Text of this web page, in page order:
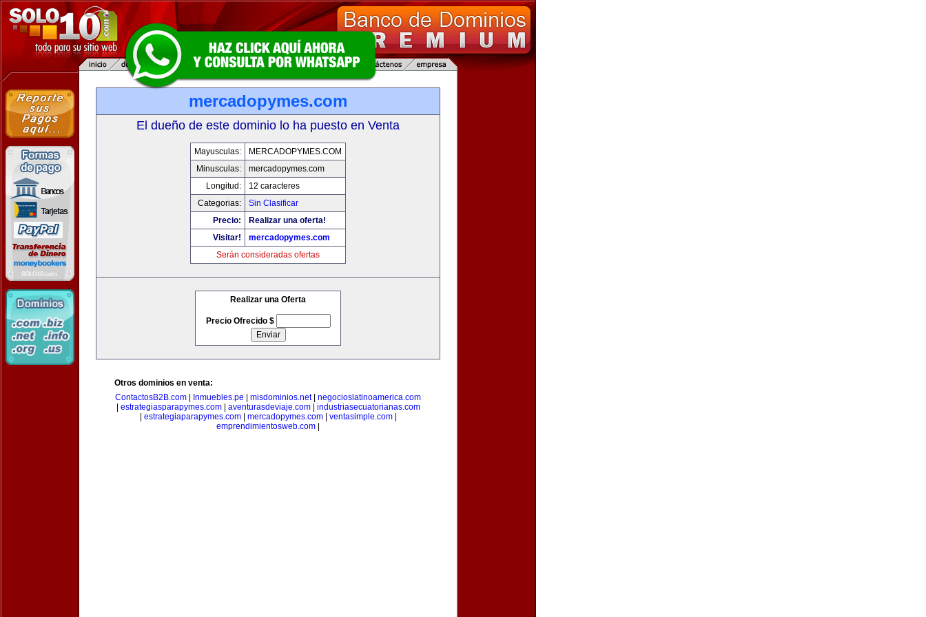
mercadopymes.com
El dueño de este dominio lo ha puesto en Venta
Mayusculas:
MERCADOPYMES.COM
Minusculas:
mercadopymes.com
Longitud:
12 caracteres
Categorias:
Sin Clasificar
Precio:
Realizar una oferta!
Visitar!
mercadopymes.com
Serán consideradas ofertas
Realizar una Oferta
Precio Ofrecido $
Otros dominios en venta:
ContactosB2B.com
Inmuebles.pe misdominios.net| negocioslatinoamerica.com
estrategiasparapymes.com| aventurasdeviaje.com| industriasecuatorianas.com
estrategiaparapymes.com| mercadopymes.com| ventasimple.com|
emprendimientosweb.com